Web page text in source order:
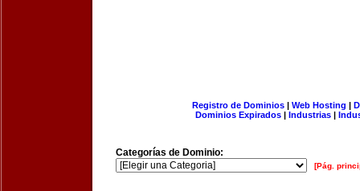
Registro de Dominios| Web Hosting |
Dominios Expirados | Industrias |
Categorías de Dominio:
[Pág.